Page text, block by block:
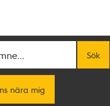
Sök
nära mig